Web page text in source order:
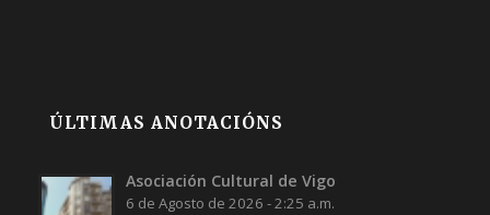
ÚLTIMAS ANOTACIÓNS
Asociación Cultural de Vigo
6 de Agosto de 2026 - 2:25 a.m.